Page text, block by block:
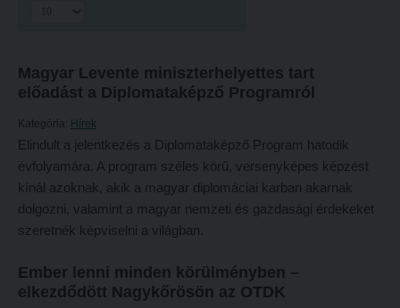
Szabályzatok
Határozatok
Nemzetközi mobilitás
Történeti áttekintés
Hasznos linkek
Református Pedagógiai Intézet
OKTATÁS
Hittanoktató- és Kántorképző Intézet
Gyakorlati és Továbbképzési Intézet
Minőségbiztosítás
Oktatóink
Szabályzatok
Rektori utasítások
Határozatok
Magyar Levente miniszterhelyettes tart
előadást a Diplomataképző Programról
Kategória: Hírek
Elindult a jelentkezés a Diplomataképző Program hatodik
évfolyamára. A program széles körű, versenyképes képzést
kínál azoknak, akik a magyar diplomáciai karban akarnak
dolgozni, valamint a magyar nemzeti és gazdasági érdekeket
szeretnék képviselni a világban.
Ember lenni minden körülményben –
elkezdődött Nagykőrösön az OTDK